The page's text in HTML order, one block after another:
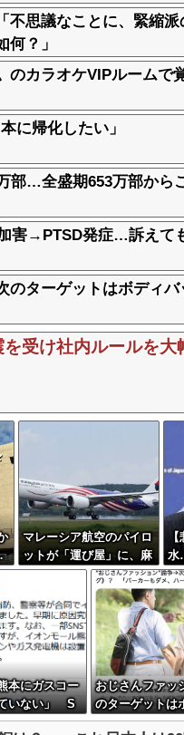
不思議なことに、緊縮
？」
カラオケVIPルームで
に帰化したい」
部…全盛期653万部から
害→PTSD発症…訴えて
ターゲットはボディ
受け社内ルールを大
マレーシア航空のパイロ
ットが「運び屋」に、麻
薬密輸容疑で拘束…最高
水
中
開
本にガスコー
いない」 S
否定
おじさんファ
のターゲットは
パーカーもダメ